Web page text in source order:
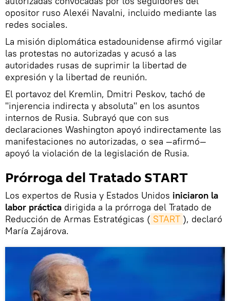
opositor ruso Alexéi Navalni, incluido mediante las
redes sociales.
La misión diplomática estadounidense afirmó vigilar
las protestas no autorizadas y acusó a las
autoridades rusas de suprimir la libertad de
expresión y la libertad de reunión.
El portavoz del Kremlin, Dmitri Peskov, tachó de
"injerencia indirecta y absoluta" en los asuntos
internos de Rusia. Subrayó que con sus
declaraciones Washington apoyó indirectamente las
manifestaciones no autorizadas, o sea —afirmó—
apoyó la violación de la legislación de Rusia.
Prórroga del Tratado START
Los expertos de Rusia y Estados Unidos iniciaron la
labor práctica dirigida a la prórroga del Tratado de
Reducción de Armas Estratégicas ( START ), declaró
María Zajárova.